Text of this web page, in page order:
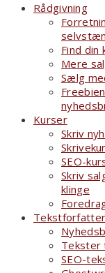
Rådgivning
Find
Mere
Sælg
Kurser
Skriv
SEO-
Skriv
klinge
Tekstforfatter
Tekster
SEO-